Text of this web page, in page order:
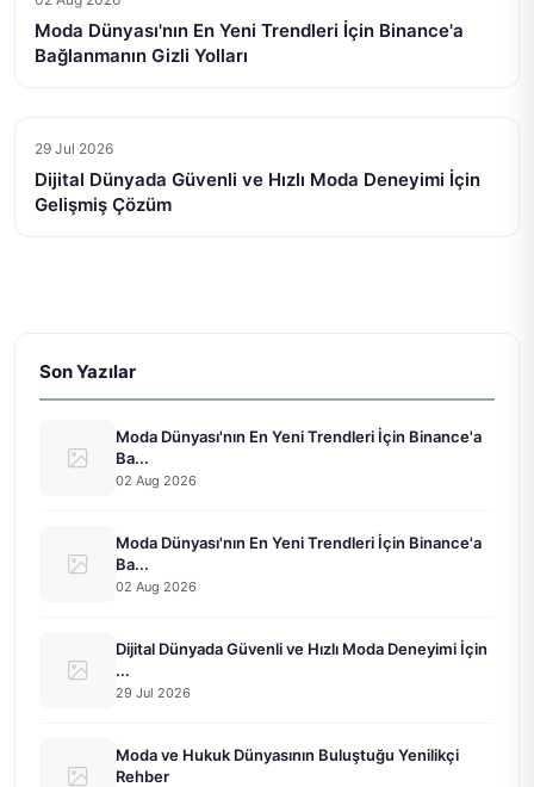
Moda Dünyası'nın En Yeni Trendleri İçin Binance'a
Bağlanmanın Gizli Yolları
29 Jul 2026
Dijital Dünyada Güvenli ve Hızlı Moda Deneyimi İçin
Gelişmiş Çözüm
Son Yazılar
Moda Dünyası'nın En Yeni Trendleri İçin Binance'a
Ba...
02 Aug 2026
Moda Dünyası'nın En Yeni Trendleri İçin Binance'a
Ba...
02 Aug 2026
Dijital Dünyada Güvenli ve Hızlı Moda Deneyimi İçin
...
29 Jul 2026
Moda ve Hukuk Dünyasının Buluştuğu Yenilikçi
Rehber